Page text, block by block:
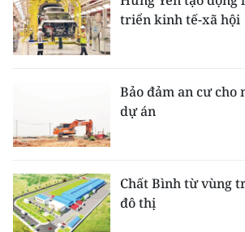
triển kinh tế-xã hội
Bảo đảm an cư cho
dự án
Chất Bình từ vùng
đô thị